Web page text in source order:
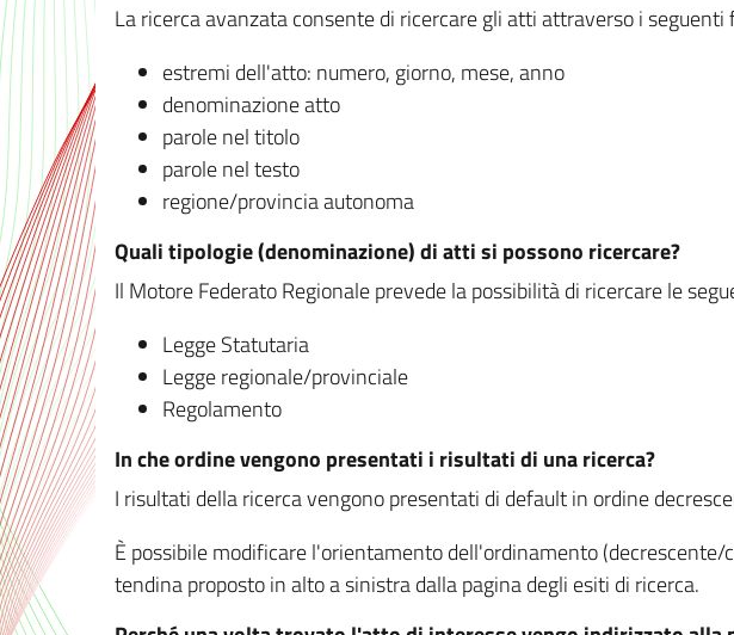
La ricerca avanzata consente di ricercare gli atti attraverso i seguenti
estremi dell'atto: numero, giorno, mese, anno
denominazione atto
parole nel titolo
parole nel testo
regione/provincia autonoma
Quali tipologie (denominazione) di atti si possono ricercare?
Il Motore Federato Regionale prevede la possibilità di ricercare le
Legge Statutaria
Legge regionale/provinciale
Regolamento
In che ordine vengono presentati i risultati di una ricerca?
I risultati della ricerca vengono presentati di default in ordine
È possibile modificare l'orientamento dell'ordinamento
tendina proposto in alto a sinistra dalla pagina degli esiti di ricerca.